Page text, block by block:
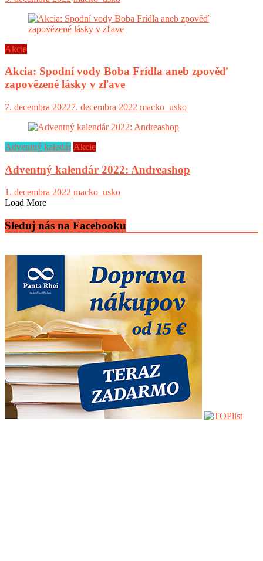
Akcie
Akcia: Spodní vody Boba Frídla aneb zpověď
zapovězené lásky v zľave
7. decembra 20227. decembra 2022 macko_usko
Adventný kaledár Akcie
Adventný kalendár 2022: Andreashop
1. decembra 2022 macko_usko
Load More
Sleduj nás na Facebooku